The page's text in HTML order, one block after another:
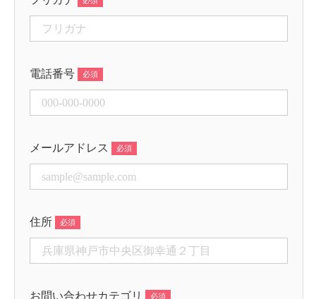
電話番号
メールアドレス
住所
お問い合わせカテゴリ